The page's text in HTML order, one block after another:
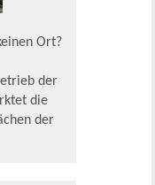
Ort?
der
die
der